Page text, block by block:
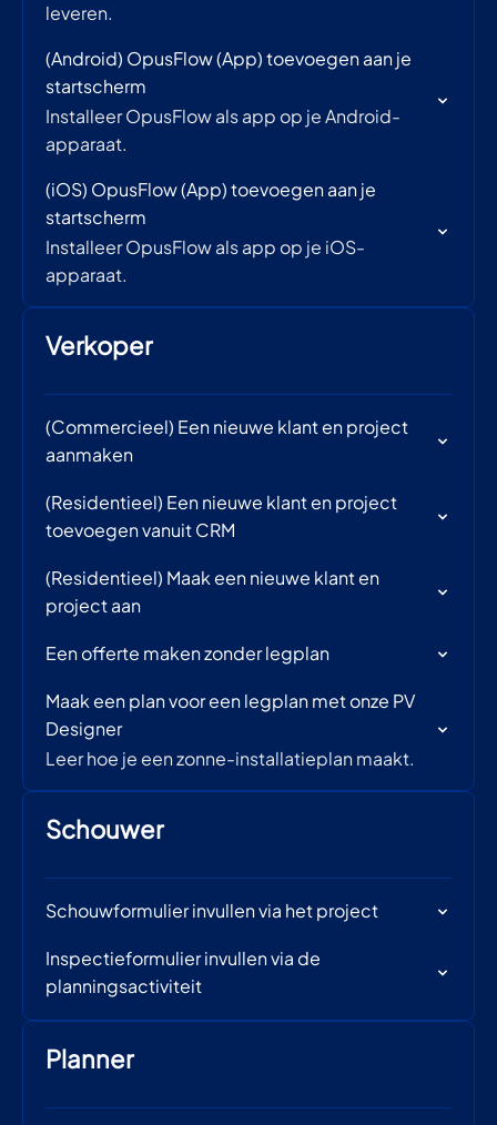
leveren.
(Android) OpusFlow (App) toevoegen aan je
startscherm
Installeer OpusFlow als app op je Android-
apparaat.
(iOS) OpusFlow (App) toevoegen aan je
startscherm
Installeer OpusFlow als app op je iOS-
apparaat.
Verkoper
(Commercieel) Een nieuwe klant en project
aanmaken
(Residentieel) Een nieuwe klant en project
toevoegen vanuit CRM
(Residentieel) Maak een nieuwe klant en
project aan
Een offerte maken zonder legplan
Maak een plan voor een legplan met onze PV
Designer
Leer hoe je een zonne-installatieplan maakt.
Schouwer
Schouwformulier invullen via het project
Inspectieformulier invullen via de
planningsactiviteit
Planner